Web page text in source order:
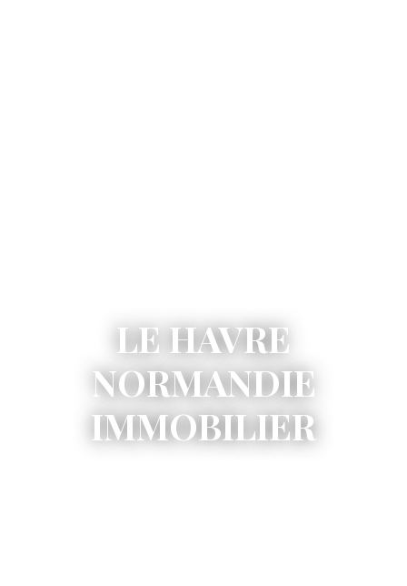
LE HAVRE
NORMANDIE
IMMOBILIER